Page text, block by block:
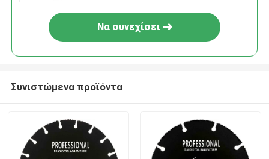
Να συνεχίσει
Συνιστώμενα προϊόντα